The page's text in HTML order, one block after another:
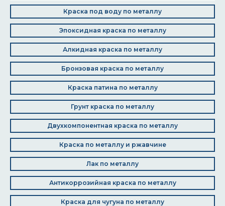
Краска под воду по металлу
Эпоксидная краска по металлу
Алкидная краска по металлу
Бронзовая краска по металлу
Краска патина по металлу
Грунт краска по металлу
Двухкомпонентная краска по металлу
Краска по металлу и ржавчине
Лак по металлу
Антикоррозийная краска по металлу
Краска для чугуна по металлу